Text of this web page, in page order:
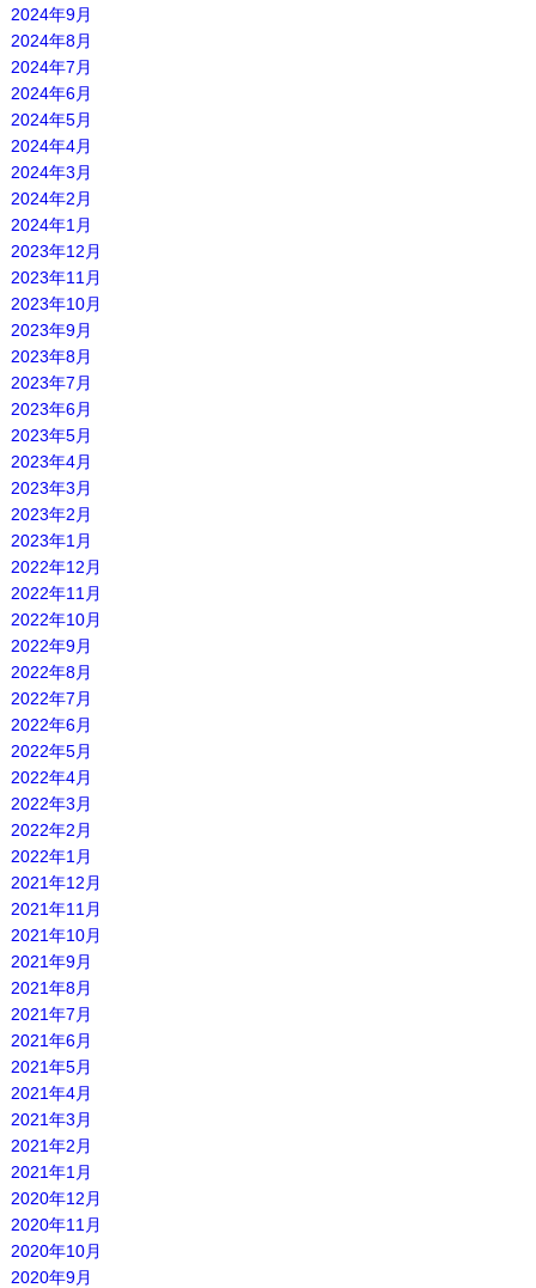
2024年9月
2024年8月
2024年7月
2024年6月
2024年5月
2024年4月
2024年3月
2024年2月
2024年1月
2023年12月
2023年11月
2023年10月
2023年9月
2023年8月
2023年7月
2023年6月
2023年5月
2023年4月
2023年3月
2023年2月
2023年1月
2022年12月
2022年11月
2022年10月
2022年9月
2022年8月
2022年7月
2022年6月
2022年5月
2022年4月
2022年3月
2022年2月
2022年1月
2021年12月
2021年11月
2021年10月
2021年9月
2021年8月
2021年7月
2021年6月
2021年5月
2021年4月
2021年3月
2021年2月
2021年1月
2020年12月
2020年11月
2020年10月
2020年9月